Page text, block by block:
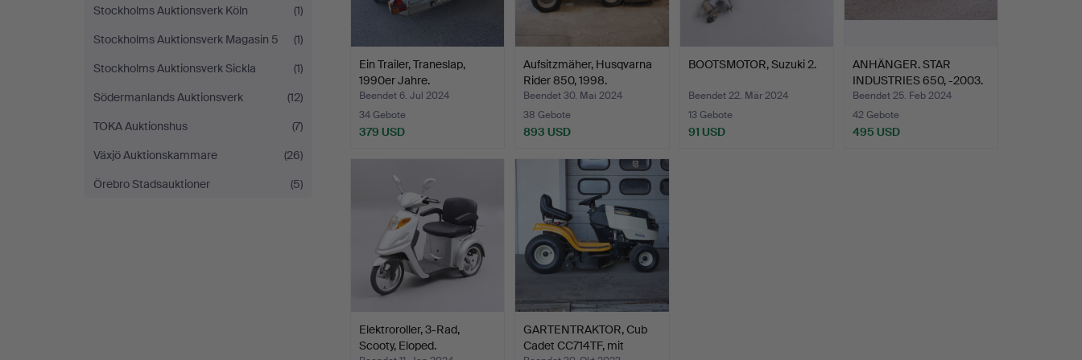
Stockholms Auktionsverk Köln
(1)
Stockholms Auktionsverk Magasin 5
(1)
Stockholms Auktionsverk Sickla
(1)
Södermanlands Auktionsverk
(12)
TOKA Auktionshus
(7)
Växjö Auktionskammare
(26)
Örebro Stadsauktioner
(5)
Ein Trailer, Traneslap,
1990er Jahre.
Beendet 6. Jul 2024
34 Gebote
379 USD
Aufsitzmäher, Husqvarna
Rider 850, 1998.
Beendet 30. Mai 2024
38 Gebote
893 USD
BOOTSMOTOR, Suzuki 2.
Beendet 22. Mär 2024
13 Gebote
91 USD
ANHÄNGER. STAR
INDUSTRIES 650, -2003.
Beendet 25. Feb 2024
42 Gebote
495 USD
Elektroroller, 3-Rad,
Scooty, Eloped.
GARTENTRAKTOR, Cub
Cadet CC714TF, mit